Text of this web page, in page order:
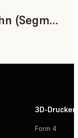
Prothesenbasis und Zahn (Segment)
3D-Drucker
Form 4